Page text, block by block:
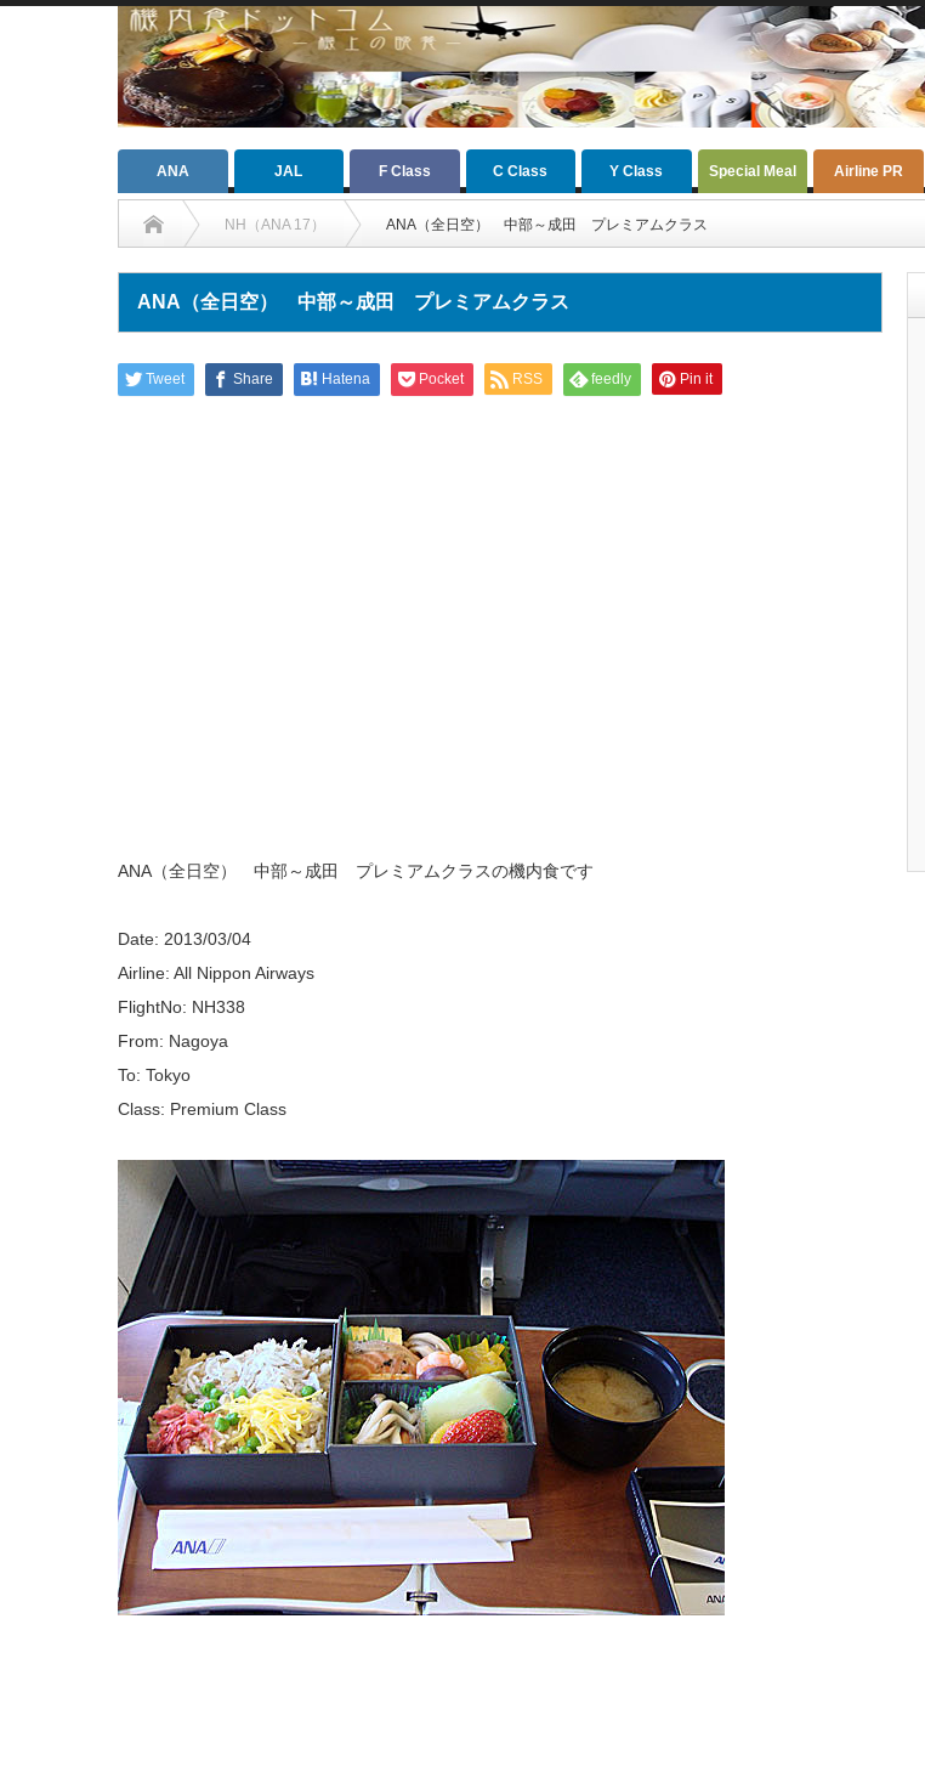
ANA JAL F Class C Class Y Class Special Meal Airline PR
NH（ANA 17） ANA（全日空） 中部～成田 プレミアムクラス
ANA（全日空） 中部～成田 プレミアムクラス
Tweet Share Hatena Pocket RSS feedly Pin it
ANA（全日空） 中部～成田 プレミアムクラスの機内食です
Date: 2013/03/04
Airline: All Nippon Airways
FlightNo: NH338
From: Nagoya
To: Tokyo
Class: Premium Class